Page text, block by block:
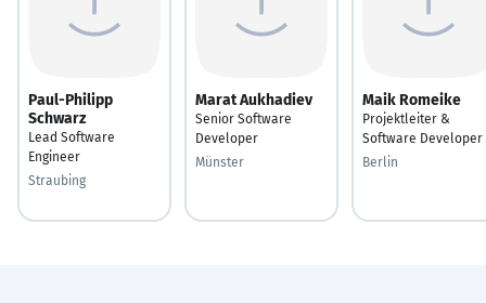
Paul-Philipp
Schwarz
Lead Software
Engineer
Straubing
Marat Aukhadiev
Senior Software
Developer
Münster
Maik Romeike
Projektleiter &
Software Developer
Berlin